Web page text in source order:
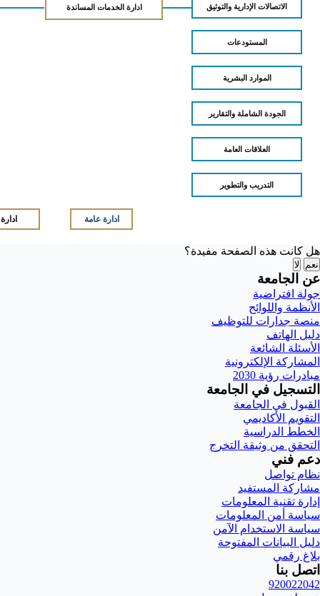
ادارة الخدمات المساندة الاتصالات الإدارية والتوثيق
المستودعات
الموارد البشرية
الجودة الشاملة والتقارير
العلاقات العامة
التدريب والتطوير
ادارة عامة ادارة
هل كانت هذه الصفحة مفيدة؟
نعم لا
عن الجامعة
جولة افتراضية
الأنظمة واللوائح
منصة جدارات للتوظيف
دليل الهاتف
الأسئلة الشائعة
المشاركة الإلكترونية
مبادرات رؤية 2030
التسجيل في الجامعة
القبول في الجامعة
التقويم الأكاديمي
الخطط الدراسية
التحقق من وثيقة التخرج
دعم فني
نظام تواصل
مشاركة المستفيد
إدارة تقنية المعلومات
سياسة أمن المعلومات
سياسة الاستخدام الآمن
دليل البيانات المفتوحة
بلاغ رقمي
اتصل بنا
920022042